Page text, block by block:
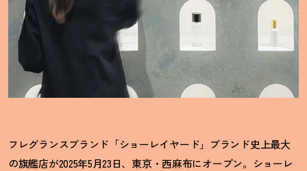
フレグランスブランド「ショーレイヤード」ブランド史上最大
の旗艦店が2025年5月23日、東京・西麻布にオープン。ショーレ